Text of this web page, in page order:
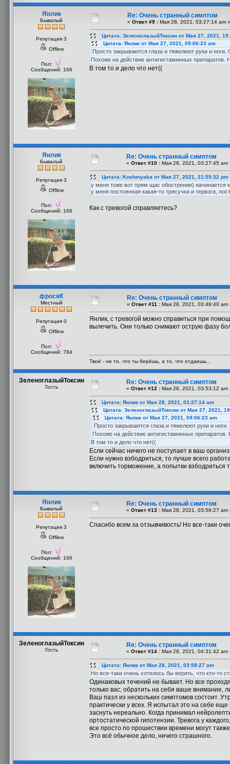
Янлик
Бывалый
Репутация 3
Offline
Пол:
Сообщений: 166
Re: Очень странный симптом
« Ответ #9 : Мая 28, 2021, 03:27:14 am »
Цитата: ЗеленоглазыйТоксин от Мая 27, 2021,
Цитата: Янлик от Мая 27, 2021, 09:06:23 am
Просто закрываются глаза и тяжелеют руки и
Похоже на действие антигистаминных препаратов.
В том то и дело что нет((
Янлик
Бывалый
Репутация 3
Offline
Пол:
Сообщений: 166
Re: Очень странный симптом
« Ответ #10 : Мая 28, 2021, 03:27:45 am
Цитата: Koshmyaka от Мая 27, 2021, 21:55:32 pm
у меня тоже вот прям щас обострение) начинается
у меня постоянная какая-то трясучка и тервога,
Как с тревогой справляетесь?
фросяК
Местный
Репутация 0
Offline
Пол:
Сообщений: 784
Re: Очень странный симптом
« Ответ #11 : Мая 28, 2021, 03:49:40 am
Янлик, с тревогой можно справиться при
вылечить. Они только снимают острую фазу
Твоё - не то, что ты берёшь, а то, что отдаешь...
ЗеленоглазыйТоксин
Гость
Re: Очень странный симптом
« Ответ #12 : Мая 28, 2021, 03:53:12 am
Цитата: Янлик от Мая 28, 2021, 03:27:14 am
Цитата: ЗеленоглазыйТоксин от Мая 27, 2021,
Цитата: Янлик от Мая 27, 2021, 09:06:23 am
Просто закрываются глаза и тяжелеют руки и
Похоже на действие антигистаминных препаратов.
В том то и дело что нет((
Если сейчас ничего не поступает в ваш
Если нужно взбодриться, то лучше всего
включить торможение, а попытки взбодриться
Янлик
Бывалый
Репутация 3
Offline
Пол:
Сообщений: 166
Re: Очень странный симптом
« Ответ #13 : Мая 28, 2021, 03:58:27 am
Спасибо всем за отзывчивость! Но все-таки
ЗеленоглазыйТоксин
Гость
Re: Очень странный симптом
« Ответ #14 : Мая 28, 2021, 04:31:42 am
Цитата: Янлик от Мая 28, 2021, 03:58:27 am
Но все-таки очень хотелось бы верить, что кто-то
Одинаковых течений не бывает. Но все
только вас, обратить на себя ваше внимание,
Ваш пазл из нескольких симптомов состоит.
практически у всех. Я испытал это на себе
заснуть нереально. Когда принимал
ортостатической гипотензии. Тревога у
все просто по прошествии времени могут
Это всё обычное дело, ничего страшного.